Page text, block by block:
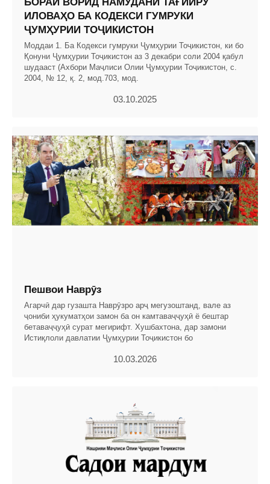
ИЛОВАҲО БА КОДЕКСИ ГУМРУКИ
ҶУМҲУРИИ ТОҶИКИСТОН
Моддаи 1. Ба Кодекси гумруки Ҷумҳурии Тоҷикистон, ки бо
Қонуни Ҷумҳурии Тоҷикистон аз 3 декабри соли 2004 қабул
шудааст (Ахбори Маҷлиси Олии Ҷумҳурии Тоҷикистон, с.
2004, № 12, қ. 2, мод.703, мод.
03.10.2025
Пешвои Наврӯз
Агарчӣ дар гузашта Наврӯзро арҷ мегузоштанд, вале аз
ҷониби ҳукуматҳои замон ба он камтаваҷҷуҳӣ ё бештар
бетаваҷҷуҳӣ сурат мегирифт. Хушбахтона, дар замони
Истиқлоли давлатии Ҷумҳурии Тоҷикистон бо
10.03.2026